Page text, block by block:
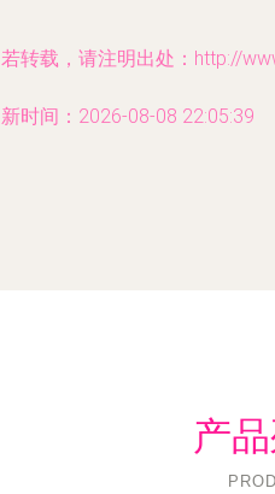
转载，请注明出处：http://
时间：2026-08-08 22:05:39
产